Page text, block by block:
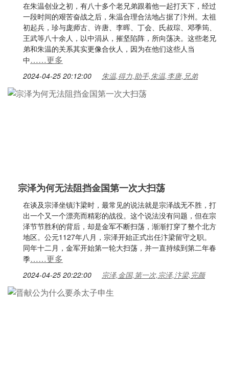
在朱温创业之初，有八十多个老兄弟跟着他一起打天下，经过
一段时间的艰苦奋战之后，朱温合理合法地占据了汴州。太祖
初起兵，珍与庞师古、许唐、李晖、丁会、氏叔琮、邓季筠、
王武等八十余人，以中涓从，摧坚陷阵，所向荡决。这些老兄
弟和朱温的关系其实更像合伙人，因为在他们这些人当
中……更多
2024-04-25 20:12:00 朱温,得力,助手,朱温,李唐,兄弟
宗泽为何无法阻挡金国第一次大扫荡
在谈及宗泽坐镇汴梁时，最常见的说法就是宗泽战无不胜，打
出一个又一个漂亮而精彩的战役。这个说法没有问题，但在宗
泽节节胜利的背后，却是金军不断扫荡，渐渐打穿了整个北方
地区。公元1127年八月，宗泽开始正式出任汴梁留守之职。
同年十二月，金军开始第一轮大扫荡，并一直持续到第二年春
季……更多
2024-04-25 20:22:00 宗泽,金国,第一次,宗泽,汴梁,完颜